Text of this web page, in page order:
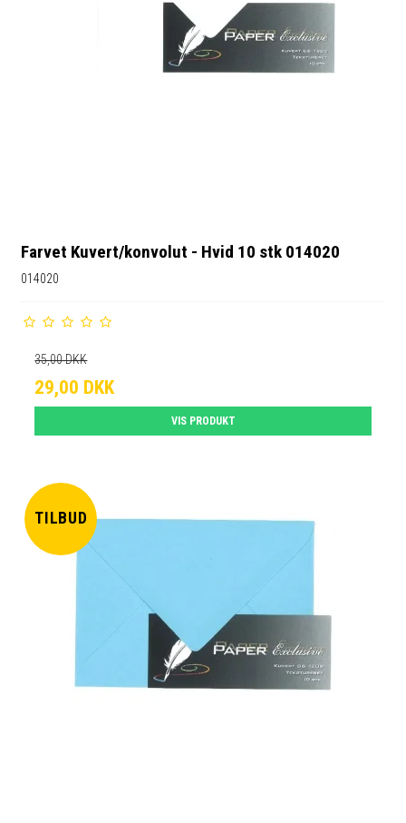
Farvet Kuvert/konvolut - Hvid 10 stk 014020
014020
35,00 DKK
29,00 DKK
VIS PRODUKT
TILBUD